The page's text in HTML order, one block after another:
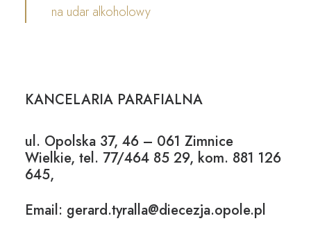
na udar alkoholowy
KANCELARIA PARAFIALNA
ul. Opolska 37, 46 – 061 Zimnice
Wielkie, tel. 77/464 85 29, kom. 881 126
645,
Email: gerard.tyralla@diecezja.opole.pl